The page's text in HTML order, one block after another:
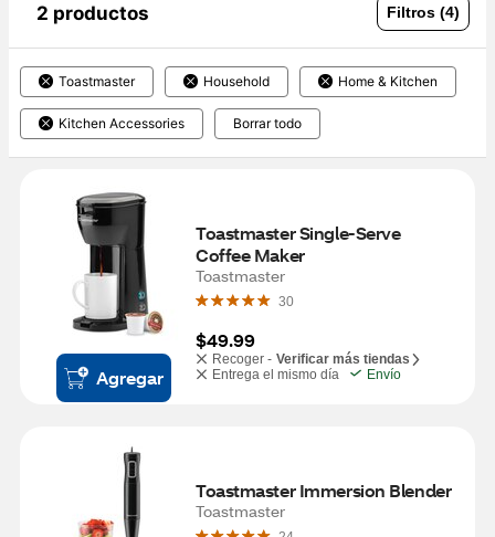
2 productos Filtros (4)
Toastmaster Household Home & Kitchen
Kitchen Accessories Borrar todo
Agregar
Toastmaster Single-Serve
Coffee Maker
Toastmaster
30
$49.99
Recoger - Verificar más tiendas
Entrega el mismo día
Envío
Toastmaster Immersion Blender
Toastmaster